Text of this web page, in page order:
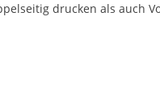
drucken als auch